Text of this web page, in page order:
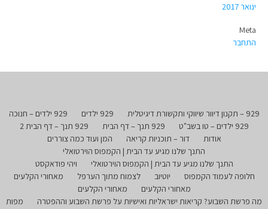
ינואר 2017
Meta
התחבר
929 – תקנון דיוור שיווקי ותקשורת דיגיטלית 929 ילדים
929 ילדים – חנוכה
929 ילדים – טו בשב"ט
929 תנך – דף הבית
929 תנך – דף הבית 2
אודות
דור – תוכניות קריאה
המן ועוד כמה צוררים
התנך שלנו מגיע עד הבית | הקמפוס הוירטואלי
התנך שלנו מגיע עד הבית | הקמפוס הוירטואלי
ויהי פודאקסט
חלופה לעמוד הקמפוס
יוטיוב לצמוח מתוך הערפל
מאחורי הקלעים
מאחורי הקלעים
מאחורי הקלעים
מה פרשת השבוע? קריאות ישראליות ואישיות על פרשת השבוע וההפטרה
מפות